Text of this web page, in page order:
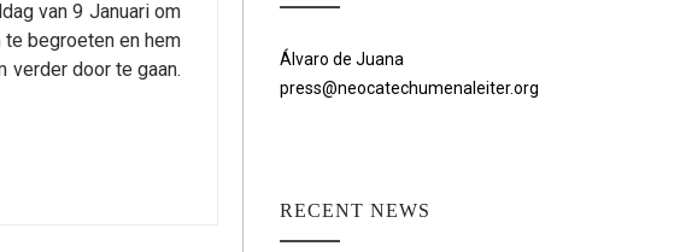
van 9 Januari om
begroeten en hem
verder door te gaan.
Álvaro de Juana
press@neocatechumenaleiter.org
RECENT NEWS